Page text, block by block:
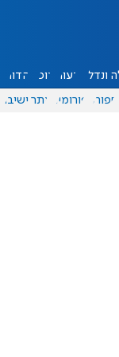
ונדל"ן דעות אוכל יהדות
ספורט פורומים אתר ישיבה